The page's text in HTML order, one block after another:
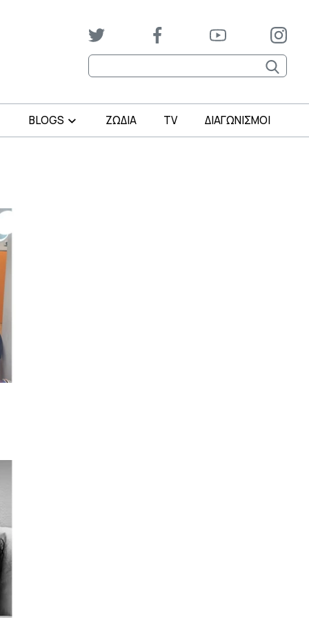
BLOGS ΖΩΔΙΑ TV ΔΙΑΓΩΝΙΣΜΟΙ